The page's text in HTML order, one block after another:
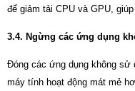
để giảm tải CPU và GPU,
3.4. Ngừng các ứng dụng
Đóng các ứng dụng không sử
máy tính hoạt động mát mẻ